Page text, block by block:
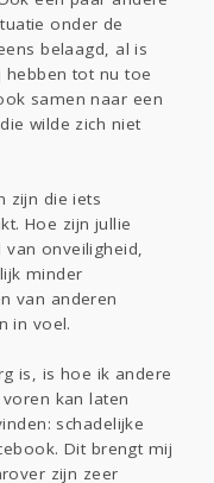
onder de
belaagd, al is
tot nu toe
samen naar een
wilde zich niet
zijn die iets
Hoe zijn jullie
onveiligheid,
minder
van anderen
in voel.
is, is hoe ik andere
kan laten
schadelijke
Dit brengt mij
zijn zeer